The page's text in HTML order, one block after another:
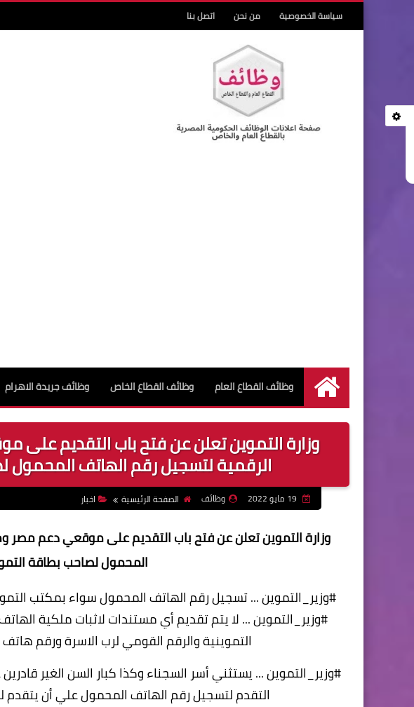
سياسة الخصوصية من نحن اتصل بنا
الرئيسية
وظائف القطاع العام وظائف القطاع الخاص وظائف جريدة الاهرام
وزارة التموين تعلن عن فتح باب التقديم
الرقمية لتسجيل رقم الهاتف المحمول
وظائف الصفحة الرئيسية اخبار
وزارة التموين تعلن عن فتح باب التقديم على موقعي دعم مصر
المحمول لصاحب بطاقة
#وزير_التموين ... تسجيل رقم الهاتف المحمول سواء بمكتب
#وزير_التموين ... لا يتم تقديم أي مستندات لاثبات ملكية
التموينية والرقم القومي لرب الاسرة ورقم
#وزير_التموين ... يستثني أسر السجناء وكذا كبار السن الغير
التقدم لتسجيل رقم الهاتف المحمول علي أن يتقدم